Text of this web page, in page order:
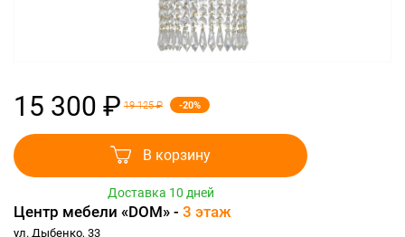
15 300 ₽ 19 125 ₽ -20%
В корзину
Доставка 10 дней
Центр мебели «DOM» - 3 этаж
ул. Дыбенко, 33